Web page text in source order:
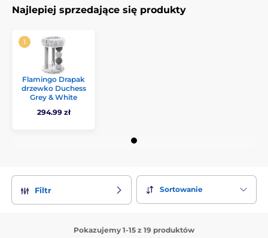
Najlepiej sprzedające się produkty
Flamingo Drapak
drzewko Duchess
Grey & White
294.99 zł
Filtr Sortowanie
Pokazujemy 1-15 z 19 produktów